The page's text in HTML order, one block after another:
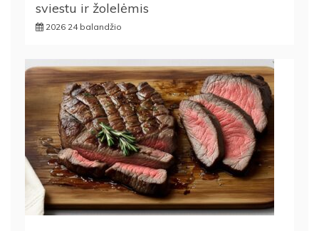
sviestu ir žolelėmis
2026 24 balandžio